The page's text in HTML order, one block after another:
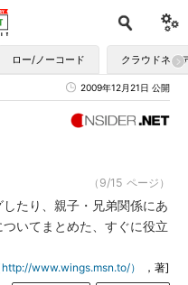
ロー/ノーコード クラウドネイ
2009年12月21日 公開
（9/15 ページ）
たり、親子・兄弟関係にあ
いてまとめた、すぐに役立
www.wings.msn.to/）
，著]